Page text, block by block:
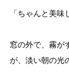
「ちゃんと美味
窓の外で、霧が
が、淡い朝の光